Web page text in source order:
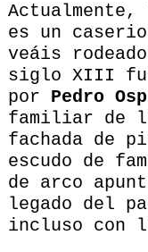
es un
veáis
siglo XIII
por Pedro
familiar de
fachada de
escudo de
de arco
legado del
incluso con